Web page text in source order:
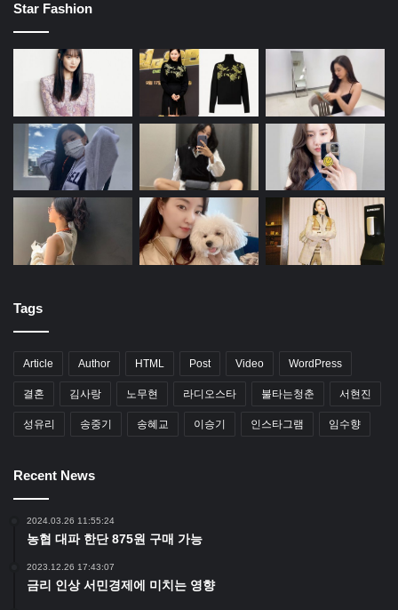
Star Fashion
Tags
Article Author HTML Post Video WordPress
결혼 김사랑 노무현 라디오스타 불타는청춘 서현진
성유리 송중기 송혜교 이승기 인스타그램 임수향
Recent News
2024.03.26 11:55:24
농협 대파 한단 875원 구매 가능
2023.12.26 17:43:07
금리 인상 서민경제에 미치는 영향